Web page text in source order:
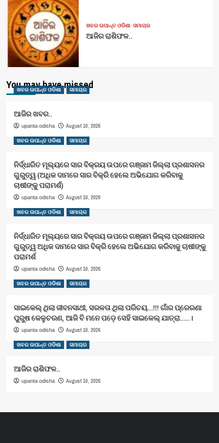
ଖବର ଉପାନ୍ତ ଓଡିଶା ସମାଚାର
ଆଜିର ରାଶିଫଳ..
You may have missed
ଖବର ଉପାନ୍ତ ଓଡିଶା ସମାଚାର
ଆଜିର ଖବର..
upanta odisha August 10, 2026
ଖବର ଉପାନ୍ତ ଓଡିଶା ସମାଚାର
ନିର୍ଦ୍ଧାରିତ ମୂଲ୍ୟରେ ସାର ବିକ୍ରୟ ଉପରେ ଗଞ୍ଜାମ ଜିଲ୍ଲା ପ୍ରଶାସନର
ଗୁରୁତ୍ୱ (ଅଧିକ ଦାମରେ ସାର ବିକ୍ରି ହେଲେ ଅଭିଯୋଗ କରିବାକୁ
ଚାଷୀଙ୍କୁ ପରାମର୍ଶ)
upanta odisha August 10, 2026
ଖବର ଉପାନ୍ତ ଓଡିଶା ସମାଚାର
ନିର୍ଦ୍ଧାରିତ ମୂଲ୍ୟରେ ସାର ବିକ୍ରୟ ଉପରେ ଗଞ୍ଜାମ ଜିଲ୍ଲା ପ୍ରଶାସନର
ଗୁରୁତ୍ୱ ଅଧିକ ଦାମରେ ସାର ବିକ୍ରି ହେଲେ ଅଭିଯୋଗ କରିବାକୁ ଚାଷୀଙ୍କୁ
ପରାମର୍ଶ
upanta odisha August 10, 2026
ଖବର ଉପାନ୍ତ ଓଡିଶା ସମାଚାର
ସାଇକେଲ୍ ଥିଲା ଜୀବନସାଥୀ, ସରଳତା ଥିଲା ପରିଚୟ…!!! ଗାଁର ପ୍ରେରଣା
ପୁରୁଷ କେଳୁଚରଣ, ଆଜି ବି ମନେ ପଡ଼େ ସେହି ସାଇକେଲ୍ ଯାତ୍ରା…..।
upanta odisha August 10, 2026
ଖବର ଉପାନ୍ତ ଓଡିଶା ସମାଚାର
ଆଜିର ରାଶିଫଳ..
upanta odisha August 10, 2026